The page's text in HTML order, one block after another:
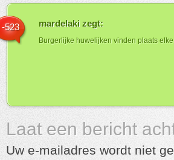
mardelaki zegt:
Burgerlijke huwelijken vinden plaats
-523
Laat een bericht
Uw e-mailadres wordt niet